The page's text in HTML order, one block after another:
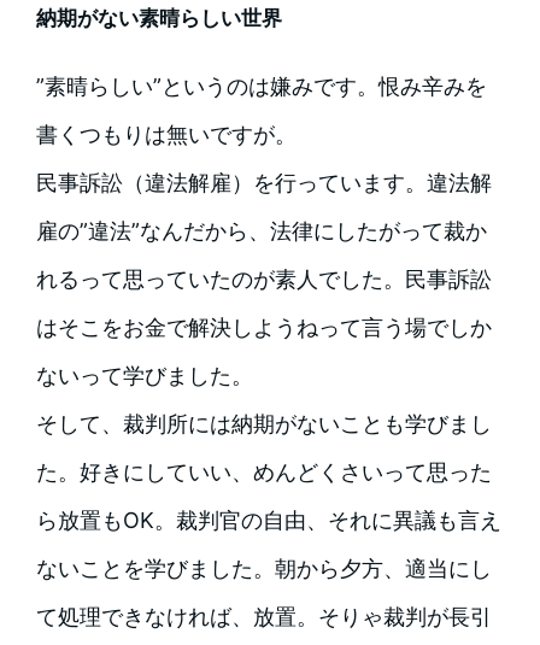
納期がない素晴らしい世界
”素晴らしい”というのは嫌みです。恨み辛みを
書くつもりは無いですが。
民事訴訟（違法解雇）を行っています。違法解
雇の”違法”なんだから、法律にしたがって裁か
れるって思っていたのが素人でした。民事訴訟
はそこをお金で解決しようねって言う場でしか
ないって学びました。
そして、裁判所には納期がないことも学びまし
た。好きにしていい、めんどくさいって思った
ら放置もOK。裁判官の自由、それに異議も言え
ないことを学びました。朝から夕方、適当にし
て処理できなければ、放置。そりゃ裁判が長引